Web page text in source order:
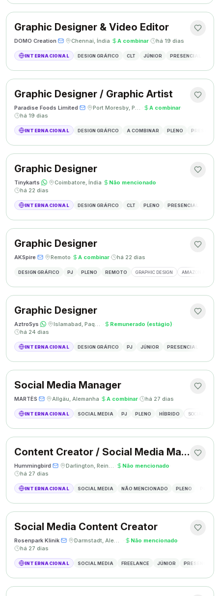
Graphic Designer & Video Editor
DOMO Creation· · Chennai, Índia· A combinar· há 19 dias
INTERNACIONAL DESIGN GRÁFICO CLT JÚNIOR PRESENCIAL
Graphic Designer / Graphic Artist
Paradise Foods Limited· · Port Moresby, Papua Nova Guiné · A combinar·
há 19 dias
INTERNACIONAL DESIGN GRÁFICO A COMBINAR PLENO
Graphic Designer
Tinykarts· · Coimbatore, Índia· Não mencionado·
há 22 dias
INTERNACIONAL DESIGN GRÁFICO CLT PLENO PRESENCIAL
Graphic Designer
AKSpire· · Remoto· A combinar· há 22 dias
DESIGN GRÁFICO PJ PLENO REMOTO GRAPHIC DESIGN AMAZON A+
Graphic Designer
AztroSys· · Islamabad, Paquistão · Remunerado (estágio)·
há 24 dias
INTERNACIONAL DESIGN GRÁFICO PJ JÚNIOR PRESENCIAL
Social Media Manager
MARTÈS· · Allgäu, Alemanha· A combinar· há 27 dias
INTERNACIONAL SOCIAL MEDIA PJ PLENO HÍBRIDO SOCIAL MEDIA
Content Creator / Social Media Manager
Hummingbird· · Darlington, Reino Unido · Não mencionado·
há 27 dias
INTERNACIONAL SOCIAL MEDIA NÃO MENCIONADO PLENO
Social Media Content Creator
Rosenpark Klinik· · Darmstadt, Alemanha · Não mencionado·
há 27 dias
INTERNACIONAL SOCIAL MEDIA FREELANCE JÚNIOR PRESENCIAL